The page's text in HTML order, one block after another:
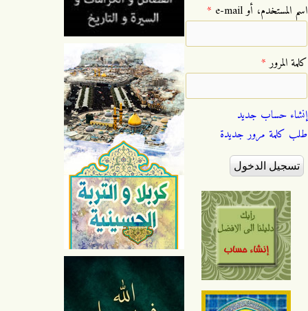
‏اسم المستخدم، أو e-mail ‏ *
‏كلمة المرور ‏*
إنشاء حساب جديد
طلب كلمة مرور جديدة